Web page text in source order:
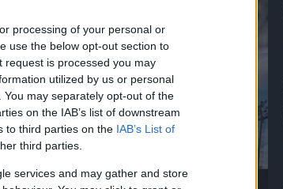
processing of your personal or
use the below opt-out section to
is processed you may
utilized by us or personal
may separately opt-out of the
on the IAB’s list of downstream
to third parties on the IAB’s List of
third parties.
services and may gather and store